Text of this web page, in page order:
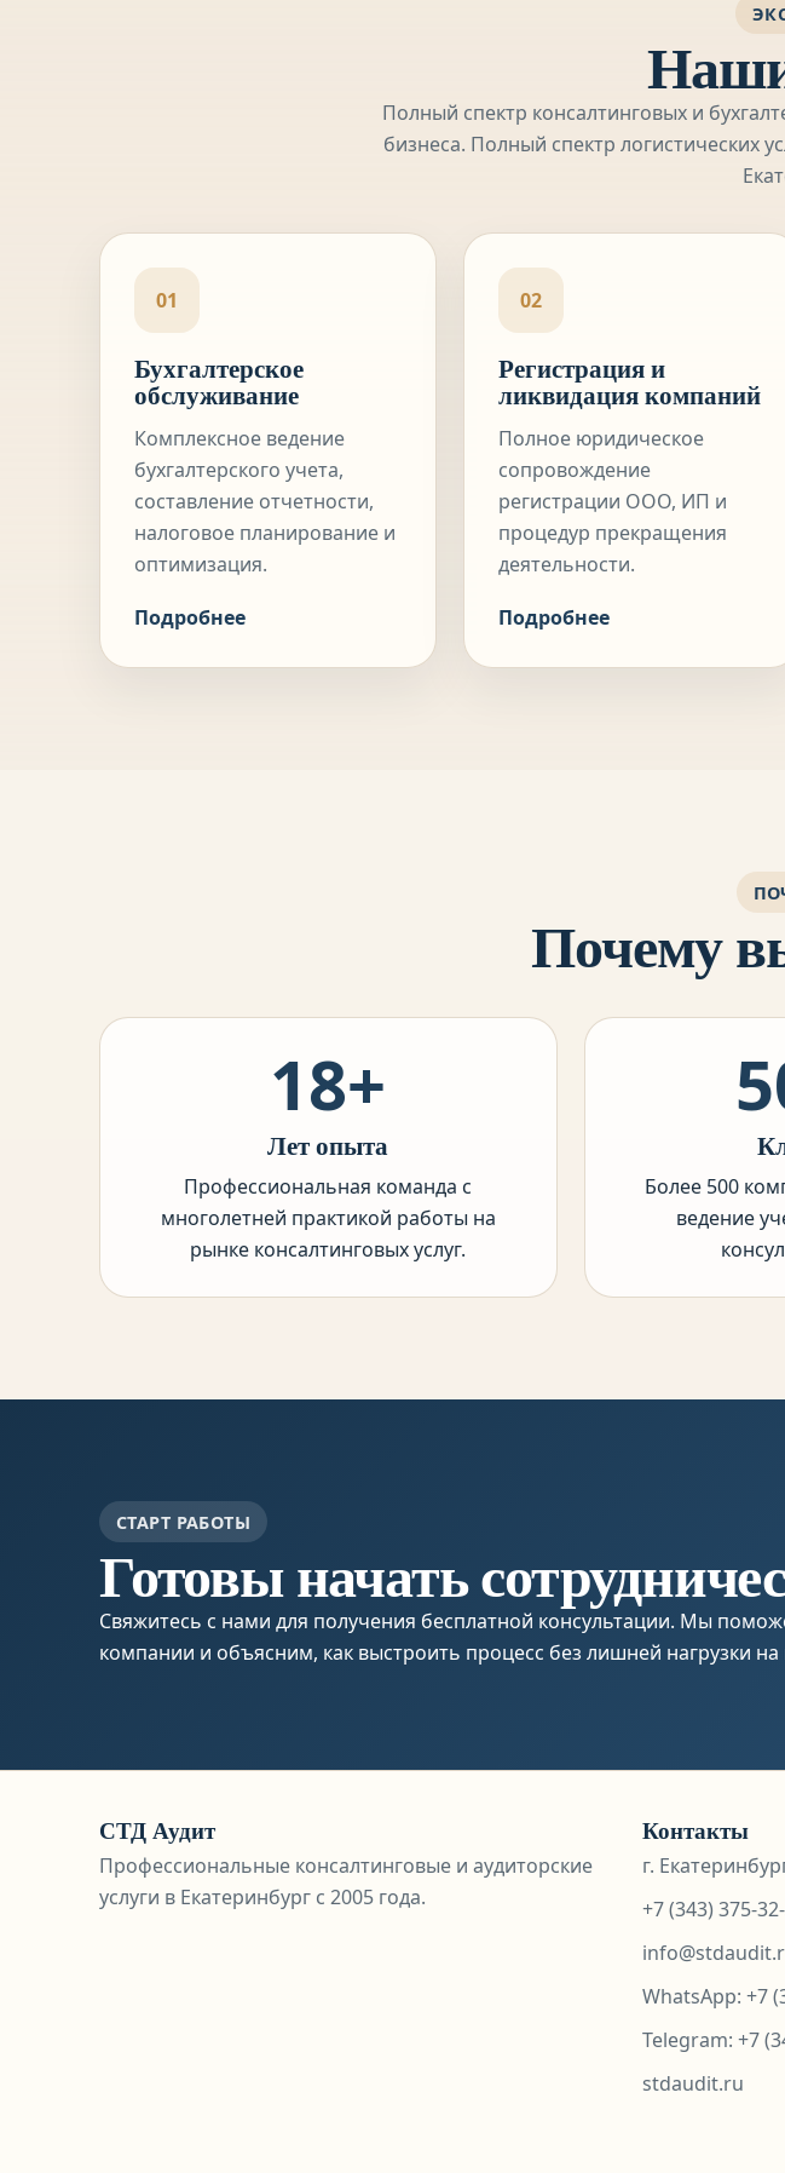
Полный спектр консалтинговых и
бизнеса. Полный спектр логистических
01
Бухгалтерское
обслуживание
Комплексное ведение
бухгалтерского учета,
составление отчетности,
налоговое планирование и
оптимизация.
Подробнее
02
Регистрация и
ликвидация компаний
Полное юридическое
сопровождение
регистрации ООО, ИП и
процедур прекращения
деятельности.
Подробнее
Почему
18+
Лет опыта
Профессиональная команда с
многолетней практикой работы на
рынке консалтинговых услуг.
Более 500
ведение
СТАРТ РАБОТЫ
Готовы начать
Свяжитесь с нами для получения бесплатной консультации. Мы
компании и объясним, как выстроить процесс без лишней нагрузки на
СТД Аудит
Профессиональные консалтинговые и аудиторские
услуги в Екатеринбург с 2005 года.
Контакты
г.
+7 (343) 375-
WhatsApp: +7
Telegram: +7
stdaudit.ru